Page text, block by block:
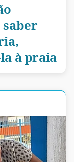
saber
à praia